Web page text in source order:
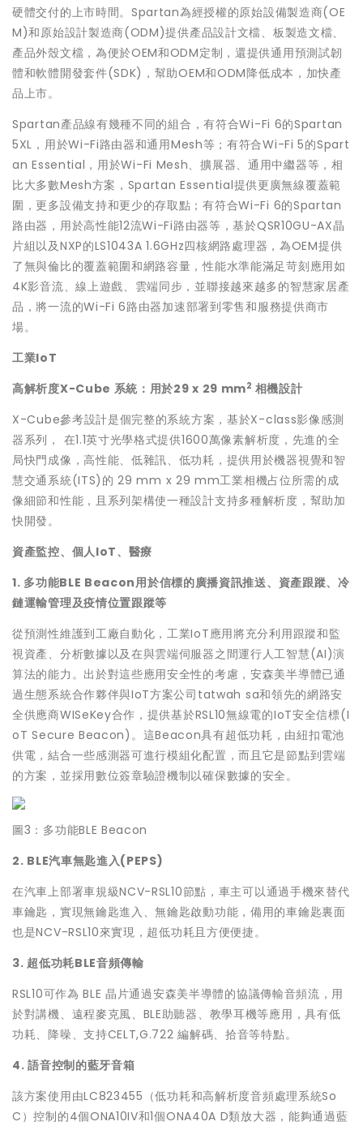
硬體交付的上市時間。Spartan為經授權的原始設備製造商(OE
M)和原始設計製造商(ODM)提供產品設計文檔、板製造文檔、
產品外殼文檔，為便於OEM和ODM定制，還提供通用預測試韌
體和軟體開發套件(SDK)，幫助OEM和ODM降低成本，加快產
品上市。
Spartan產品線有幾種不同的組合，有符合Wi-Fi 6的Spartan
5XL，用於Wi-Fi路由器和通用Mesh等；有符合Wi-Fi 5的Spart
an Essential，用於Wi-Fi Mesh、擴展器、通用中繼器等，相
比大多數Mesh方案，Spartan Essential提供更廣無線覆蓋範
圍，更多設備支持和更少的存取點；有符合Wi-Fi 6的Spartan
路由器，用於高性能12流Wi-Fi路由器等，基於QSR10GU-AX晶
片組以及NXP的LS1043A 1.6GHz四核網路處理器，為OEM提供
了無與倫比的覆蓋範圍和網路容量，性能水準能滿足苛刻應用如
4K影音流、線上遊戲、雲端同步，並聯接越來越多的智慧家居產
品，將一流的Wi-Fi 6路由器加速部署到零售和服務提供商市
場。
工業IoT
高解析度X-Cube 系統：用於29 x 29 mm2 相機設計
X-Cube參考設計是個完整的系統方案，基於X-class影像感測
器系列， 在1.1英寸光學格式提供1600萬像素解析度，先進的全
局快門成像，高性能、低雜訊、低功耗，提供用於機器視覺和智
慧交通系統(ITS)的 29 mm x 29 mm工業相機占位所需的成
像細節和性能，且系列架構使一種設計支持多種解析度，幫助加
快開發。
資產監控、個人IoT、醫療
1. 多功能BLE Beacon用於信標的廣播資訊推送、資產跟蹤、冷
鏈運輸管理及疫情位置跟蹤等
從預測性維護到工廠自動化，工業IoT應用將充分利用跟蹤和監
視資產、分析數據以及在與雲端伺服器之間運行人工智慧(AI)演
算法的能力。出於對這些應用安全性的考慮，安森美半導體已通
過生態系統合作夥伴與IoT方案公司tatwah sa和領先的網路安
全供應商WISeKey合作，提供基於RSL10無線電的IoT安全信標(I
oT Secure Beacon)。這Beacon具有超低功耗，由紐扣電池
供電，結合一些感測器可進行模組化配置，而且它是節點到雲端
的方案，並採用數位簽章驗證機制以確保數據的安全。
圖3：多功能BLE Beacon
2. BLE汽車無匙進入(PEPS)
在汽車上部署車規級NCV-RSL10節點，車主可以通過手機來替代
車鑰匙，實現無鑰匙進入、無鑰匙啟動功能，備用的車鑰匙裏面
也是NCV-RSL10來實現，超低功耗且方便便捷。
3. 超低功耗BLE音頻傳輸
RSL10可作為 BLE 晶片通過安森美半導體的協議傳輸音頻流，用
於對講機、遠程麥克風、BLE助聽器、教學耳機等應用，具有低
功耗、降噪、支持CELT,G.722 編解碼、拾音等特點。
4. 語音控制的藍牙音箱
該方案使用由LC823455（低功耗和高解析度音頻處理系統So
C）控制的4個ONA10IV和1個ONA40A D類放大器，能夠通過藍